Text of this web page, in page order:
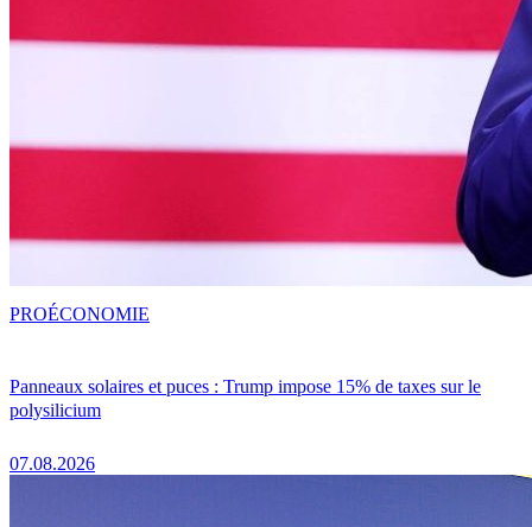
Panneaux solaires et puces : Trump impose 15% de taxes sur le
polysilicium
07.08.2026
PROÉCONOMIE